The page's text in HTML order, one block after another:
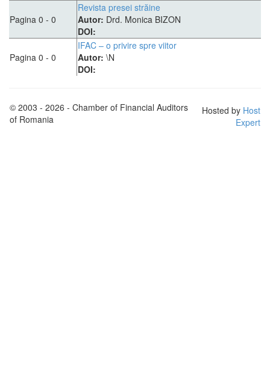
Pagina 0 - 0
Revista presei străine
Autor: Drd. Monica BIZON
DOI:
Pagina 0 - 0
IFAC – o privire spre viitor
Autor: \N
DOI:
© 2003 - 2026 - Chamber of Financial Auditors
of Romania
Hosted by Host
Expert